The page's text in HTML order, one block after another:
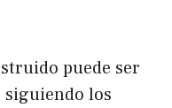
puede ser
siguiendo los